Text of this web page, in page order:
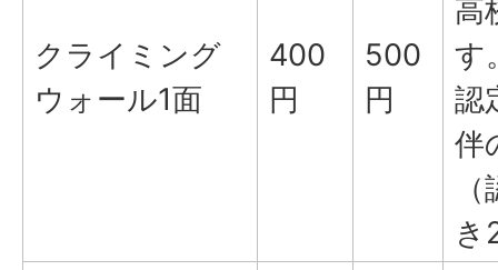
クライミング
ウォール1面
400
円
500
円
高
す
認
伴
き